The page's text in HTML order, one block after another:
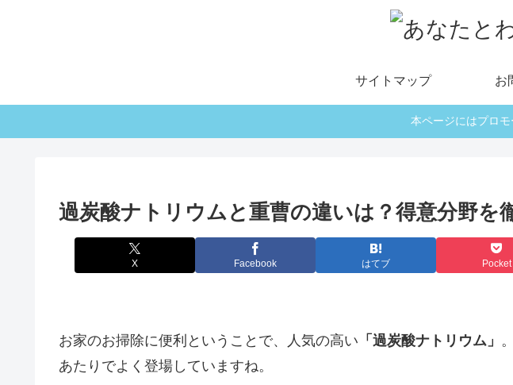
サイトマップ お
本ページにはプロモ
過炭酸ナトリウムと重曹の違いは？得意分野を
X Facebook はてブ Pocket
お家のお掃除に便利ということで、人気の高い 「過炭酸ナトリウム」
あたりでよく登場していますね。